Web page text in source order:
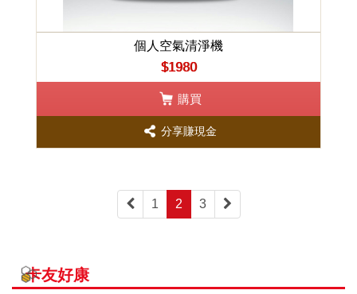
個人空氣清淨機
$1980
購買
分享賺現金
1 2 3
卡友好康